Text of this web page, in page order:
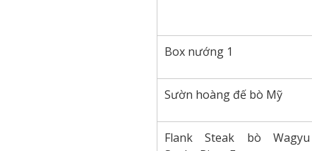
Box nướng 1
Sườn hoàng đế bò Mỹ
Flank Steak bò Wagyu